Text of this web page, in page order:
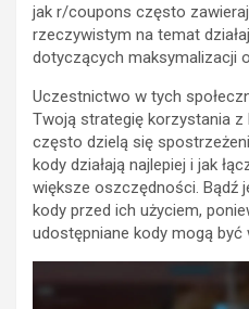
jak r/coupons często
rzeczywistym na temat
dotyczących maksymalizacji
Uczestnictwo w tych
Twoją strategię korzystania z
często dzielą się
kody działają najlepiej i jak
większe oszczędności. Bądź
kody przed ich użyciem,
udostępniane kody mogą być